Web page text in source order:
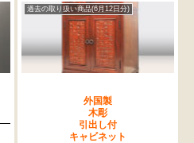
過去の取り扱い商品(6月12日分)
外国製
木彫
引出し付
キャビネット